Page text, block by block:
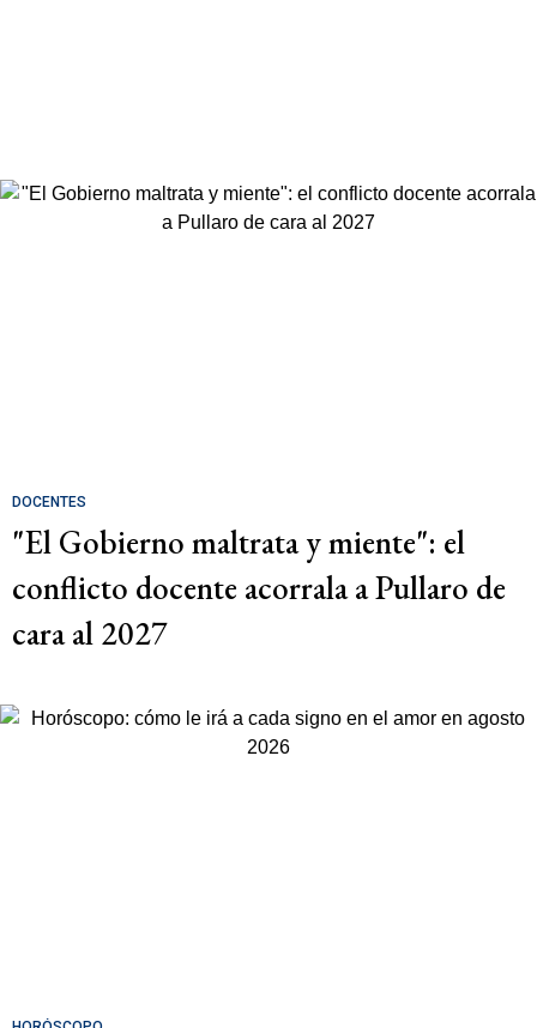
DOCENTES
"El Gobierno maltrata y miente": el
conflicto docente acorrala a Pullaro de
cara al 2027